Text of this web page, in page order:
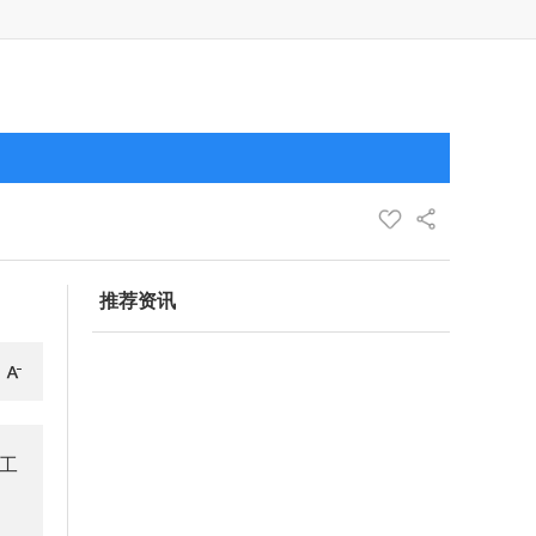
推荐资讯